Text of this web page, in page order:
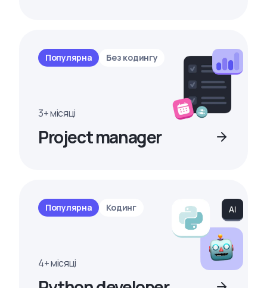
Популярна Без кодингу
3+ місяці
Project manager
Популярна Кодинг
4+ місяці